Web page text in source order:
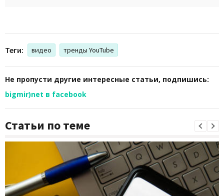
Теги: видео тренды YouTube
Не пропусти другие интересные статьи, подпишись:
bigmir)net в facebook
Статьи по теме